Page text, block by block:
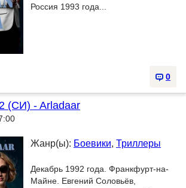
Россия 1993 года...
0
(СИ) - Arladaar
Жанр(ы): Боевики, Триллеры
Декабрь 1992 года. Франкфурт-на-
Майне. Евгений Соловьёв,